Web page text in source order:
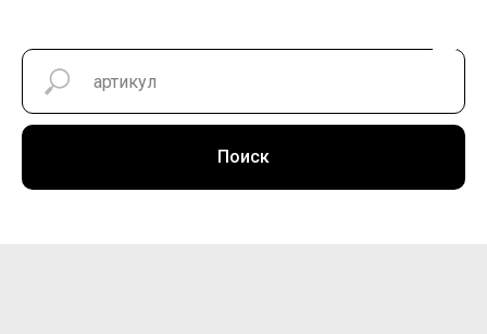
Поиск